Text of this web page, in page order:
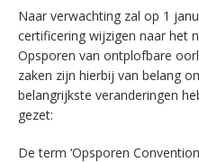
Naar verwachting zal op 1
certificering wijzigen naar het
Opsporen van ontplofbare
zaken zijn hierbij van belang
belangrijkste veranderingen
gezet:
De term ‘Opsporen